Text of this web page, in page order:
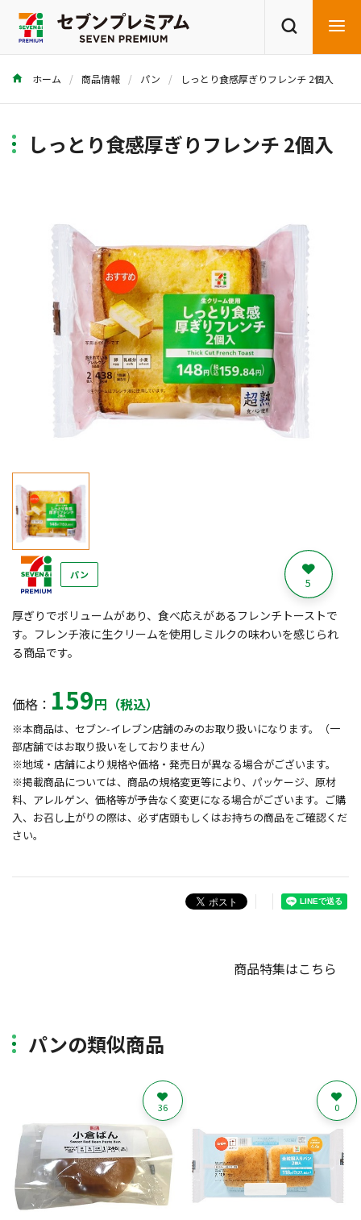
商品を探す レシピを探す
ホーム 商品情報 パン しっとり食感厚ぎりフレンチ 2個入
しっとり食感厚ぎりフレンチ 2個入
パン 5
厚ぎりでボリュームがあり、食べ応えがあるフレンチトーストで
す。フレンチ液に生クリームを使用しミルクの味わいを感じられ
る商品です。
価格： 159円（税込）
※本商品は、セブン-イレブン店舗のみのお取り扱いになります。（一
部店舗ではお取り扱いをしておりません）
※地域・店舗により規格や価格・発売日が異なる場合がございます。
※掲載商品については、商品の規格変更等により、パッケージ、原材
料、アレルゲン、価格等が予告なく変更になる場合がございます。ご購
入、お召し上がりの際は、必ず店頭もしくはお持ちの商品をご確認くだ
さい。
商品特集はこちら
パンの類似商品
36 0